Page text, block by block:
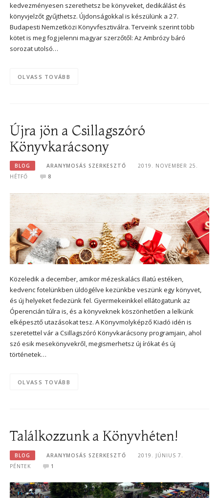
kedvezményesen szerethetsz be könyveket, dedikálást és
könyvjelzőt gyűjthetsz. Újdonságokkal is készülünk a 27.
Budapesti Nemzetközi Könyvfesztiválra. Terveink szerint több
kötet is meg fog jelenni magyar szerzőtől: Az Ambrózy báró
sorozat utolsó…
OLVASS TOVÁBB
Újra jön a Csillagszóró
Könyvkarácsony
BLOG ARANYMOSÁS SZERKESZTŐ
2019. NOVEMBER 25.
HÉTFŐ
8
Közeledik a december, amikor mézeskalács illatú estéken,
kedvenc fotelünkben üldögélve kezünkbe veszünk egy könyvet,
és új helyeket fedezünk fel. Gyermekeinkkel ellátogatunk az
Óperencián túlra is, és a könyveknek köszönhetően a lelkünk
elképesztő utazásokat tesz. A Könyvmolyképző Kiadó idén is
szeretettel vár a Csillagszóró Könyvkarácsony programjain, ahol
szó esik mesekönyvekről, megismerhetsz új írókat és új
történetek…
OLVASS TOVÁBB
Találkozzunk a Könyvhéten!
BLOG ARANYMOSÁS SZERKESZTŐ
2019. JÚNIUS 7.
PÉNTEK
1